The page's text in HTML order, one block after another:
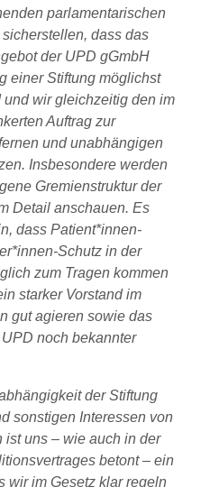
parlamentarischen
dass das
der UPD gGmbH
einer Stiftung möglichst
und wir gleichzeitig den im
Auftrag zur
und unabhängigen
Insbesondere werden
Gremienstruktur der
Detail anschauen. Es
dass Patient*innen-
Schutz in der
zum Tragen kommen
starker Vorstand im
gut agieren sowie das
noch bekannter
der Stiftung
sonstigen Interessen von
ist uns – wie auch in der
betont – ein
wir im Gesetz klar regeln